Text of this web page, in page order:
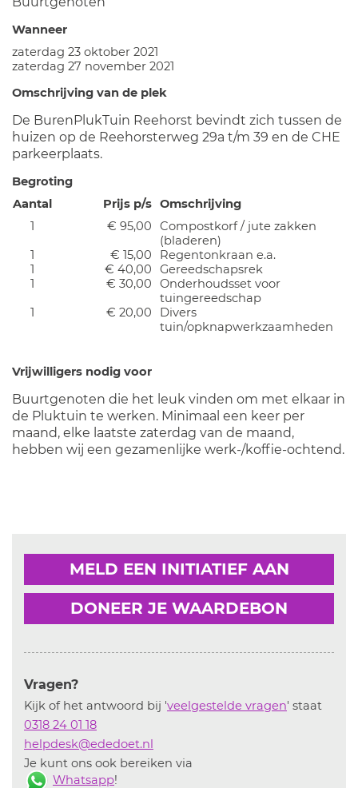
Wanneer
zaterdag 23 oktober 2021
zaterdag 27 november 2021
Omschrijving van de plek
De BurenPlukTuin Reehorst bevindt zich tussen de
huizen op de Reehorsterweg 29a t/m 39 en de CHE
parkeerplaats.
Begroting
Aantal
Prijs p/s Omschrijving
1
€ 95,00
Compostkorf / jute zakken
(bladeren)
1
€ 15,00
Regentonkraan e.a.
1
€ 40,00
Gereedschapsrek
1
€ 30,00
Onderhoudsset voor
tuingereedschap
1
€ 20,00
Divers
tuin/opknapwerkzaamheden
Vrijwilligers nodig voor
Buurtgenoten die het leuk vinden om met elkaar in
de Pluktuin te werken. Minimaal een keer per
maand, elke laatste zaterdag van de maand,
hebben wij een gezamenlijke werk-/koffie-ochtend.
MELD EEN INITIATIEF AAN
DONEER JE WAARDEBON
Vragen?
Kijk of het antwoord bij 'veelgestelde vragen' staat
0318 24 01 18
helpdesk@ededoet.nl
Je kunt ons ook bereiken via
Whatsapp!